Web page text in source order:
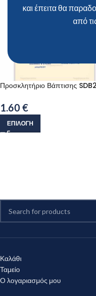
και έπειτα θα
από
Προσκλητήριο Βάπτισης
1.60 €
ΕΠΙΛΟΓΉ
Καλάθι
Ταμείο
Ο λογαριασμός μου